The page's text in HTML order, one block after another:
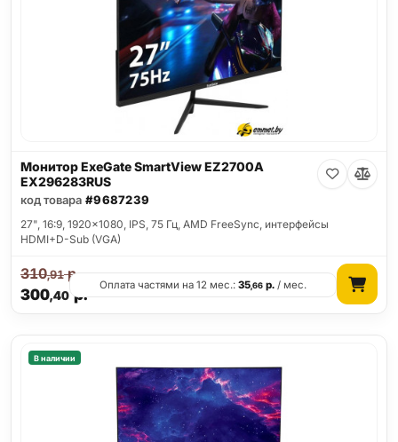
Монитор ExeGate SmartView EZ2700A
EX296283RUS
код товара #9687239
27", 16:9, 1920x1080, IPS, 75 Гц, AMD FreeSync, интерфейсы
HDMI+D-Sub (VGA)
300,40р.
310,91р.
Оплата частями на 12 мес.:35,66 р. / мес.
В наличии